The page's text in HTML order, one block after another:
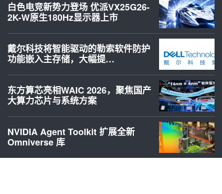
白色电竞新势力登场 优派VX25G26-
2K-W原生180Hz显示器上市
戴尔科技将智能驱动的勒索软件防护
功能嵌入主存储，大幅提…
东方算芯亮相WAIC 2026，聚焦国产
大算力芯片与系统方案
NVIDIA Agent Toolkit 扩展全新
Omniverse 库